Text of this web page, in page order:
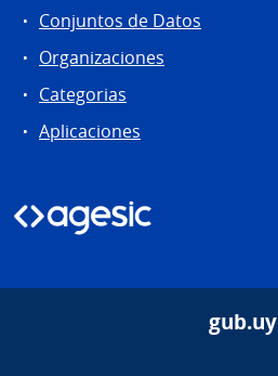
Conjuntos de Datos
Organizaciones
Categorias
Aplicaciones
gub.uy